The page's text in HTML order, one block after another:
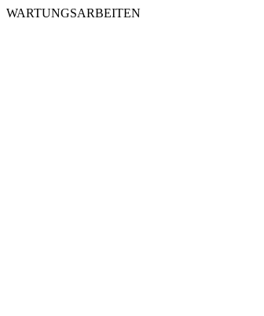
WARTUNGSARBEITEN